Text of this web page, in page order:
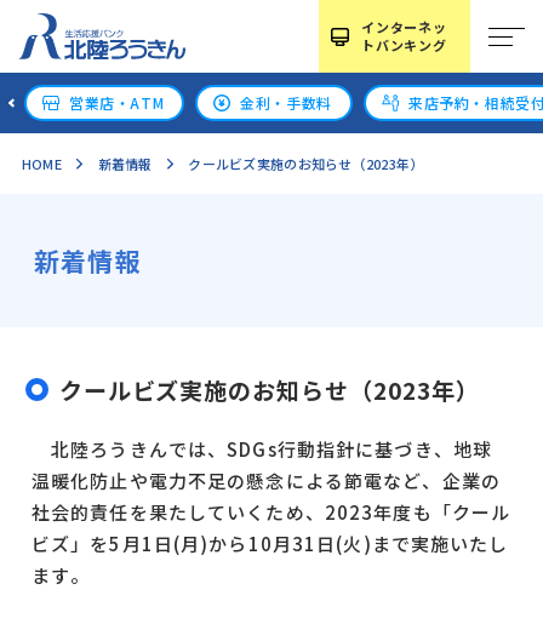
インターネッ
トバンキング
営業店・ATM 金利・手数料 来店予約・相続受
HOME 新着情報 クールビズ実施のお知らせ（2023年）
新着情報
クールビズ実施のお知らせ（2023年）
北陸ろうきんでは、SDGs行動指針に基づき、地球
温暖化防止や電力不足の懸念による節電など、企業の
社会的責任を果たしていくため、2023年度も「クール
ビズ」を5月1日(月)から10月31日(火)まで実施いたし
ます。